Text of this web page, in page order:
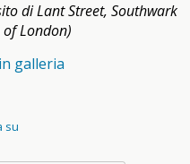
di Lant Street, Southwark
London)
galleria
su